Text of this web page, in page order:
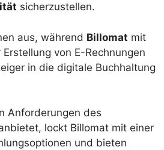
sicherzustellen.
aus, während Billomat mit
von E-Rechnungen
in die digitale Buchhaltung
Anforderungen des
lockt Billomat mit einer
und bieten